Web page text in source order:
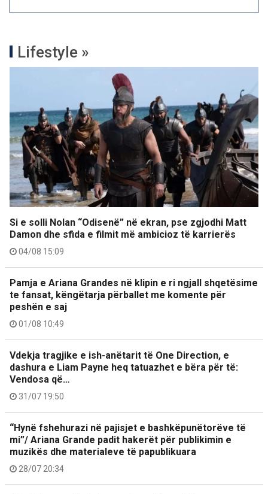
Lifestyle »
Si e solli Nolan “Odisenë” në ekran, pse zgjodhi Matt
Damon dhe sfida e filmit më ambicioz të karrierës
04/08 15:09
Pamja e Ariana Grandes në klipin e ri ngjall shqetësime
te fansat, këngëtarja përballet me komente për
peshën e saj
01/08 10:49
Vdekja tragjike e ish-anëtarit të One Direction, e
dashura e Liam Payne heq tatuazhet e bëra për të:
Vendosa që…
31/07 19:50
“Hynë fshehurazi në pajisjet e bashkëpunëtorëve të
mi”/ Ariana Grande padit hakerët për publikimin e
muzikës dhe materialeve të papublikuara
28/07 20:34